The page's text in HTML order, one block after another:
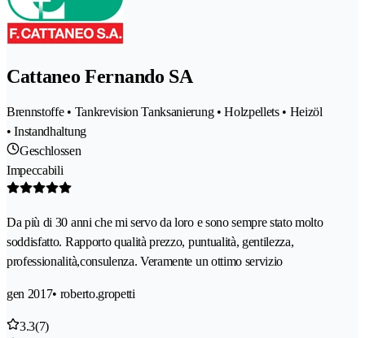
Cattaneo Fernando SA
Brennstoffe • Tankrevision Tanksanierung • Holzpellets • Heizöl
• Instandhaltung
Geschlossen
Impeccabili
Da più di 30 anni che mi servo da loro e sono sempre stato molto
soddisfatto. Rapporto qualità prezzo, puntualità, gentilezza,
professionalità,consulenza. Veramente un ottimo servizio
gen 2017• roberto.gropetti
3.3(7)